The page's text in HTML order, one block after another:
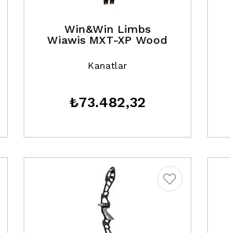
Win&Win Limbs
Wiawis MXT-XP Wood
Kanatlar
₺73.482,32